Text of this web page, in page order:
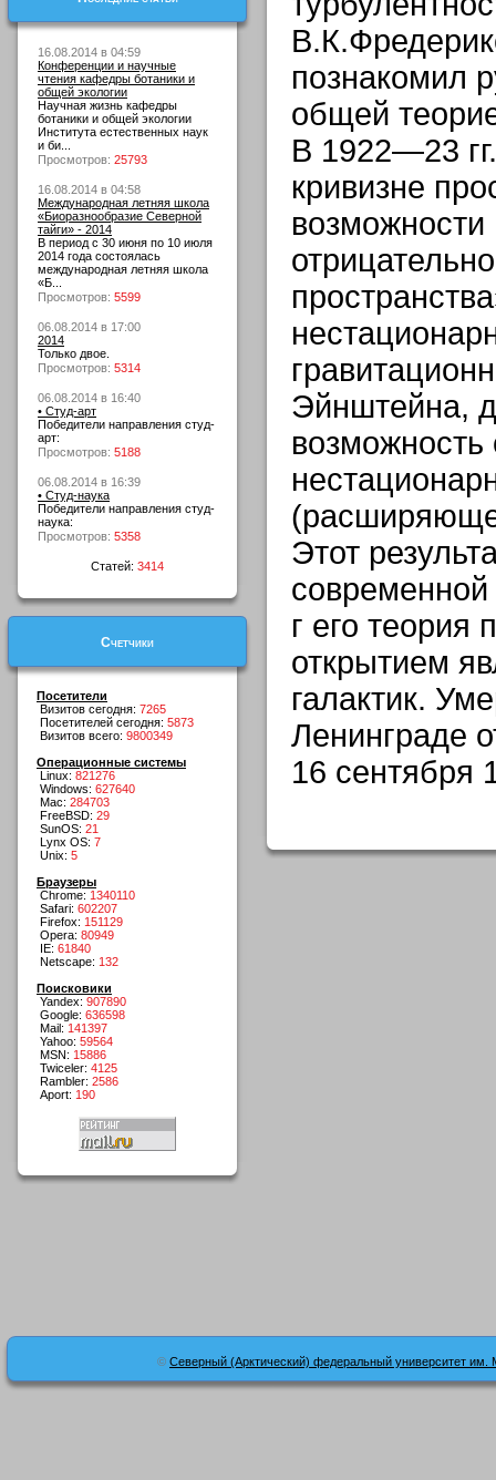
16.08.2014 в 04:59
Конференции и научные
чтения кафедры ботаники и
общей экологии
Научная жизнь кафедры
ботаники и общей экологии
Института естественных наук
и би...
Просмотров: 25793
16.08.2014 в 04:58
Международная летняя школа
«Биоразнообразие Северной
тайги» - 2014
В период с 30 июня по 10 июля
2014 года состоялась
международная летняя школа
«Б...
Просмотров: 5599
06.08.2014 в 17:00
2014
Только двое.
Просмотров: 5314
06.08.2014 в 16:40
• Студ-арт
Победители направления студ-
арт:
Просмотров: 5188
06.08.2014 в 16:39
• Студ-наука
Победители направления студ-
наука:
Просмотров: 5358
Статей: 3414
Счетчики
Посетители
Визитов сегодня: 7265
Посетителей сегодня: 5873
Визитов всего: 9800349
Операционные системы
Linux: 821276
Windows: 627640
Mac: 284703
FreeBSD: 29
SunOS: 21
Lynx OS: 7
Unix: 5
Браузеры
Chrome: 1340110
Safari: 602207
Firefox: 151129
Opera: 80949
IE: 61840
Netscape: 132
Поисковики
Yandex: 907890
Google: 636598
Mail: 141397
Yahoo: 59564
MSN: 15886
Twiceler: 4125
Rambler: 2586
Aport: 190
познакомил
общей
В 1922—23
кривизне
Эйнштейна,
Этот
г его теория
открытием
галактик.
Ленинграде
16 сентября
© Северный (Арктический) федеральный университет